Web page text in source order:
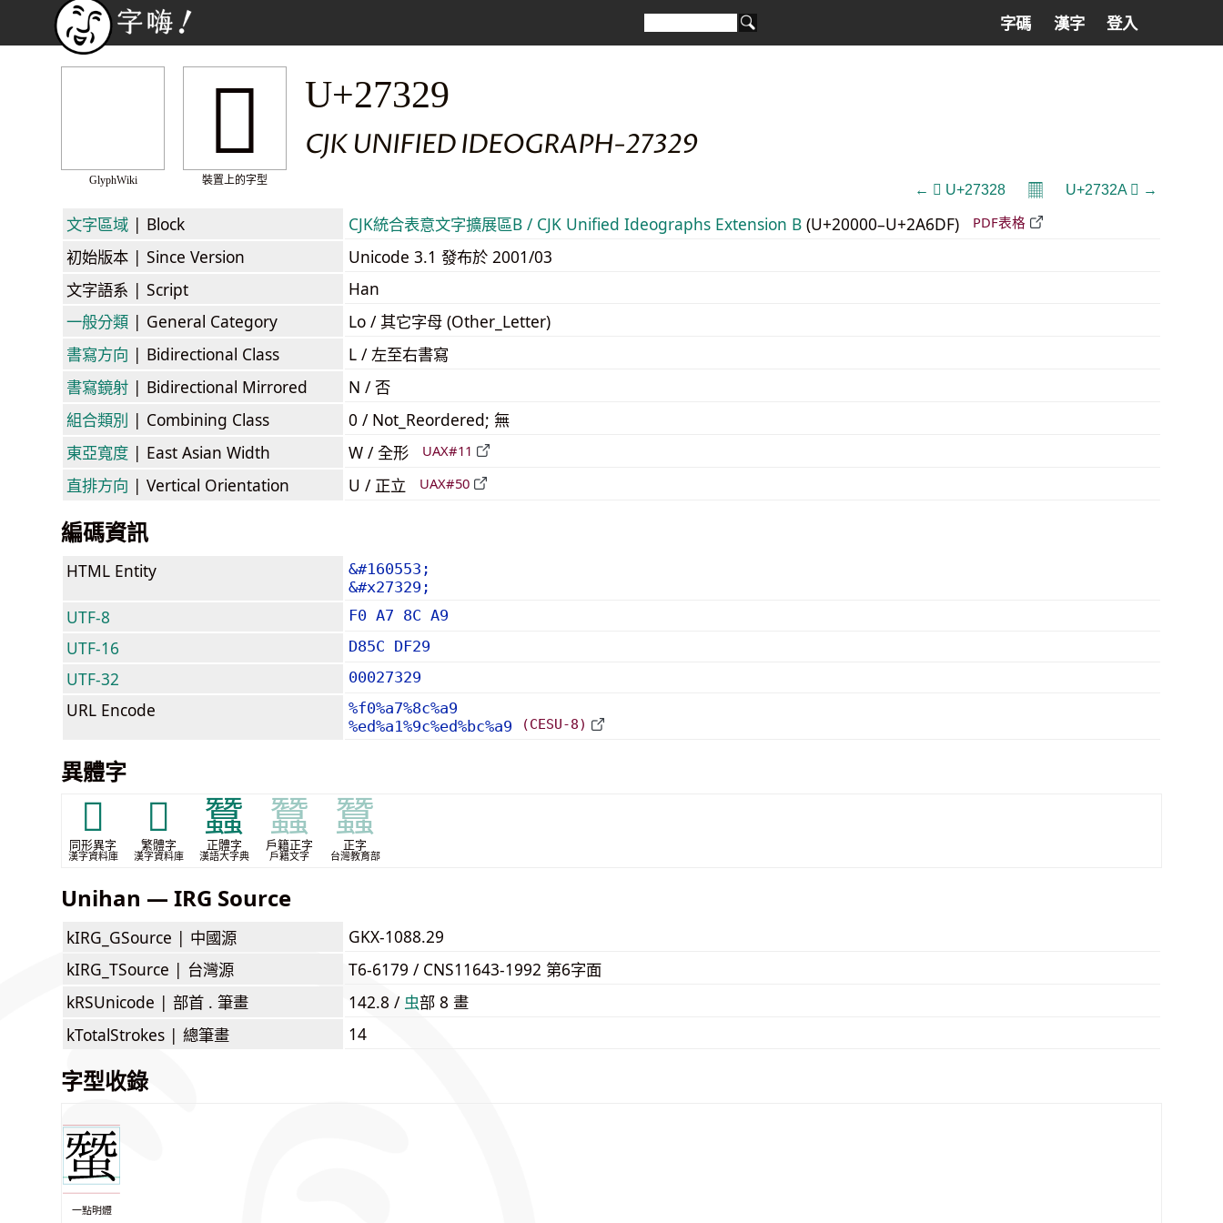
字碼 漢字 登入
GlyphWiki
𧌩
裝置上的字型
U+27329
CJK UNIFIED IDEOGRAPH-27329
← 𧌨 U+27328 𝄜 U+2732A 𧌪 →
文字區域 | Block CJK統合表意文字擴展區B / CJK Unified Ideographs Extension B (U+20000–U+2A6DF) PDF表格
初始版本 | Since Version
Unicode 3.1 發布於 2001/03
文字語系 | Script
Han
一般分類 | General Category
Lo / 其它字母 (Other_Letter)
書寫方向 | Bidirectional Class
L / 左至右書寫
書寫鏡射 | Bidirectional Mirrored
N / 否
組合類別 | Combining Class
0 / Not_Reordered; 無
東亞寬度 | East Asian Width W / 全形 UAX#11
直排方向 | Vertical Orientation U / 正立 UAX#50
編碼資訊
HTML Entity
&#160553;
&#x27329;
UTF-8 F0 A7 8C A9
UTF-16 D85C DF29
UTF-32 00027329
URL Encode
%f0%a7%8c%a9
%ed%a1%9c%ed%bc%a9
(CESU-8)
異體字
𧑯
同形異字
漢字資料庫
𧕽
繁體字
漢字資料庫
蠶
正體字
漢語大字典
蠶
戶籍正字
戶籍文字
蠶
正字
台灣教育部
Unihan — IRG Source
kIRG_GSource | 中國源
GKX-1088.29
kIRG_TSource | 台灣源
T6-6179 / CNS11643-1992 第6字面
kRSUnicode | 部首 . 筆畫 142.8 / ⾍部 8 畫
kTotalStrokes | 總筆畫 14
字型收錄
一點明體